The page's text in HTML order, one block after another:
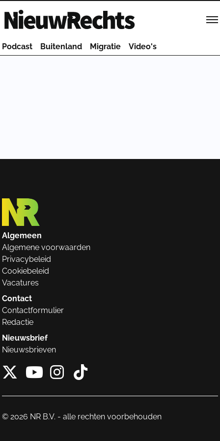
Homepage van NieuwRechts
Podcast Buitenland Migratie Video's
Algemeen
Algemene voorwaarden
Privacybeleid
Cookiebeleid
Vacatures
Contact
Contactformulier
Redactie
Nieuwsbrief
Nieuwsbrieven
X van NieuwRechts
Instagram van
Tiktok van
© 2026 NR B.V. - alle rechten voorbehouden